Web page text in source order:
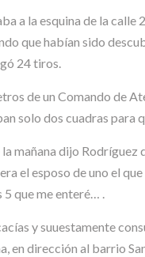
a la esquina de la calle
que habían sido
24 tiros.
de un Comando de
solo dos cuadras para
la mañana dijo
el esposo de uno el
que me enteré… .
y suuestamente
en dirección al barrio